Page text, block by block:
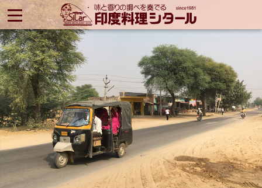
印
度
料
理
シ
タ
ー
ル
HOME
ア
ク
セ